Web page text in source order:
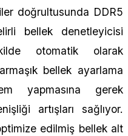
doğrultusunda DDR5
bellek denetleyicisi
otomatik olarak
bellek ayarlama
yapmasına gerek
artışları sağlıyor.
edilmiş bellek alt